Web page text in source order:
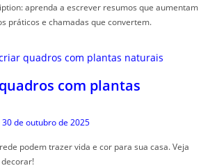
aprenda a escrever resumos que aumentam
práticos e chamadas que convertem.
com plantas
30 de outubro de 2025
podem trazer vida e cor para sua casa. Veja